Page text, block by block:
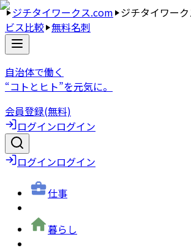
ジチタイワークス.com ジチタイワー
ビス比較 無料名刺
自治体で働く
“コトとヒト”を元気に。
会員登録(無料)
ログインログイン
ログインログイン
仕事
暮らし